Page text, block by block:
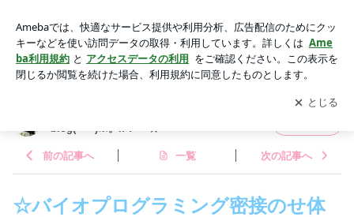
のエレガント☆verylucky☆blog( ^-^)※。.:*:・'°☆
アプリをダウンロードして ブログの更新通知
を受け取りまし
ょう。
開く
blog( ^-^)※。.:*:・'°☆
前の記事へ 一覧 次の記事へ
☆バイオプログラミング密接のせ体